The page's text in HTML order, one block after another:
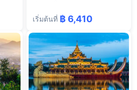
เริ่มต้นที่ ฿ 6,410